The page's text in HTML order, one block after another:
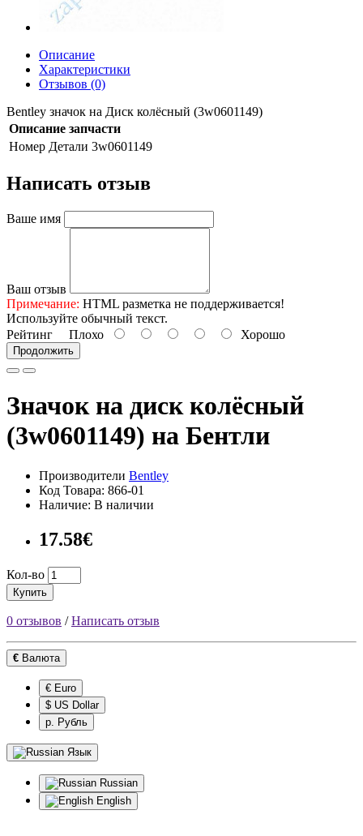
Описание
Характеристики
Отзывов (0)
Bentley значок на Диск колёсный (3w0601149)
Описание запчасти
Номер Детали 3w0601149
Написать отзыв
Ваше имя
Ваш отзыв
Примечание: HTML разметка не поддерживается!
Используйте обычный текст.
Рейтинг Плохо Хорошо
Продолжить
Значок на диск колёсный
(3w0601149) на Бентли
Производители Bentley
Код Товара: 866-01
Наличие: В наличии
17.58€
Кол-во
Купить
0 отзывов /Написать отзыв
€ Валюта
€ Euro
$ US Dollar
р. Рубль
Язык
Russian
English